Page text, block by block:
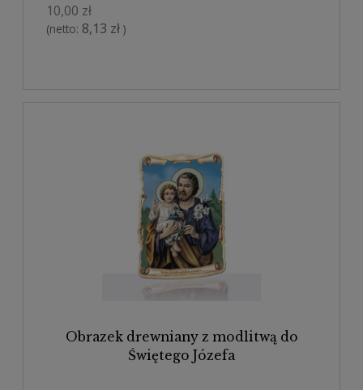
10,00 zł
(netto: 8,13 zł )
Obrazek drewniany z modlitwą do
Świętego Józefa